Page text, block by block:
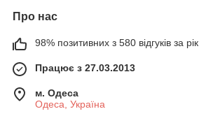
Про нас
98% позитивних з 580 відгуків за рік
Працює з 27.03.2013
м. Одеса
Одеса, Україна